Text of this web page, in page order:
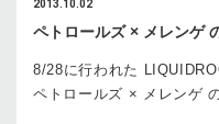
2013.10.02
ペトロールズ × メレンゲ
8/28に行われた
ペトロールズ × メレンゲ